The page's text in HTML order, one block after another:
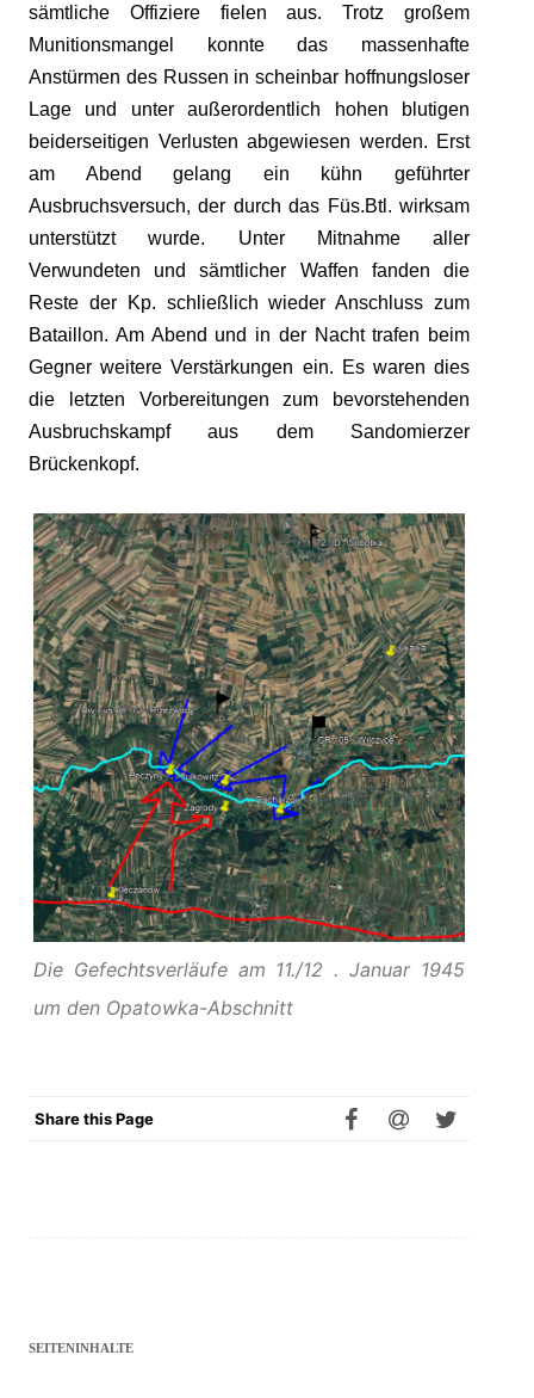
sämtliche Offiziere fielen aus. Trotz großem
Munitionsmangel konnte das massenhafte
Anstürmen des Russen in scheinbar hoffnungsloser
Lage und unter außerordentlich hohen blutigen
beiderseitigen Verlusten abgewiesen werden. Erst
am Abend gelang ein kühn geführter
Ausbruchsversuch, der durch das Füs.Btl. wirksam
unterstützt wurde. Unter Mitnahme aller
Verwundeten und sämtlicher Waffen fanden die
Reste der Kp. schließlich wieder Anschluss zum
Bataillon. Am Abend und in der Nacht trafen beim
Gegner weitere Verstärkungen ein. Es waren dies
die letzten Vorbereitungen zum bevorstehenden
Ausbruchskampf aus dem Sandomierzer
Brückenkopf.
Die Gefechtsverläufe am 11./12 . Januar 1945
um den Opatowka-Abschnitt
Share this Page
SEITENINHALTE